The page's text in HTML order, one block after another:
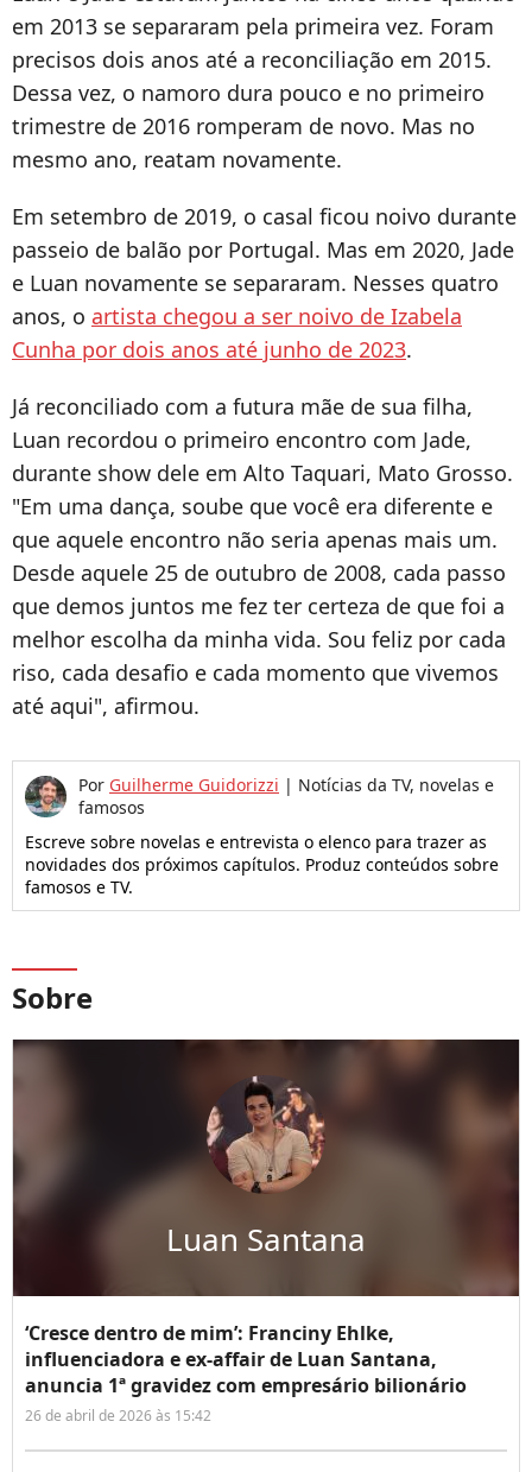
em 2013 se separaram pela primeira vez. Foram
precisos dois anos até a reconciliação em 2015.
Dessa vez, o namoro dura pouco e no primeiro
trimestre de 2016 romperam de novo. Mas no
mesmo ano, reatam novamente.
Em setembro de 2019, o casal ficou noivo durante
passeio de balão por Portugal. Mas em 2020, Jade
e Luan novamente se separaram. Nesses quatro
anos, o artista chegou a ser noivo de Izabela
Cunha por dois anos até junho de 2023.
Já reconciliado com a futura mãe de sua filha,
Luan recordou o primeiro encontro com Jade,
durante show dele em Alto Taquari, Mato Grosso.
"Em uma dança, soube que você era diferente e
que aquele encontro não seria apenas mais um.
Desde aquele 25 de outubro de 2008, cada passo
que demos juntos me fez ter certeza de que foi a
melhor escolha da minha vida. Sou feliz por cada
riso, cada desafio e cada momento que vivemos
até aqui", afirmou.
Por Guilherme Guidorizzi | Notícias da TV, novelas e
famosos
Escreve sobre novelas e entrevista o elenco para trazer as
novidades dos próximos capítulos. Produz conteúdos sobre
famosos e TV.
Sobre
Luan Santana
‘Cresce dentro de mim’: Franciny Ehlke,
influenciadora e ex-affair de Luan Santana,
anuncia 1ª gravidez com empresário bilionário
26 de abril de 2026 às 15:42